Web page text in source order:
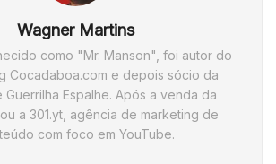
Wagner Martins
como "Mr. Manson", foi autor do
Cocadaboa.com e depois sócio da
Guerrilha Espalhe. Após a venda da
a 301.yt, agência de marketing de
com foco em YouTube.